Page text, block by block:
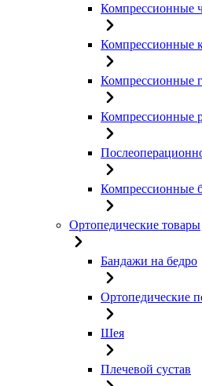
Компрессионные
Компрессионные
Компрессионные
Компрессионные
Компрессионные
Ортопедические товары
Бандажи на бедро
Ортопедические
Шея
Плечевой сустав